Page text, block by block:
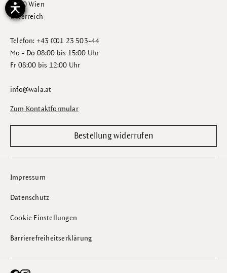
1010 Wien
Österreich
Telefon: +43 (0)1 23 503-44
Mo - Do 08:00 bis 15:00 Uhr
Fr 08:00 bis 12:00 Uhr
info@wala.at
Zum Kontaktformular
Bestellung widerrufen
Impressum
Datenschutz
Cookie Einstellungen
Barrierefreiheitserklärung